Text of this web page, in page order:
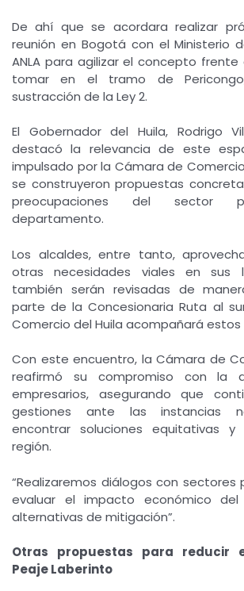
De ahí que se acordara realizar
reunión en Bogotá con el Ministerio
ANLA para agilizar el concepto
tomar en el tramo de
sustracción de la Ley 2.
El Gobernador del Huila, Rodrigo
destacó la relevancia de este
impulsado por la Cámara de
se construyeron propuestas
preocupaciones del sector
departamento.
Los alcaldes, entre tanto,
otras necesidades viales en sus
también serán revisadas de
parte de la Concesionaria Ruta al
Comercio del Huila acompañará estos
Con este encuentro, la Cámara de
reafirmó su compromiso con la
empresarios, asegurando que
gestiones ante las instancias
encontrar soluciones equitativas
región.
“Realizaremos diálogos con sectores
evaluar el impacto económico
alternativas de mitigación”.
Otras propuestas para reducir
Peaje Laberinto